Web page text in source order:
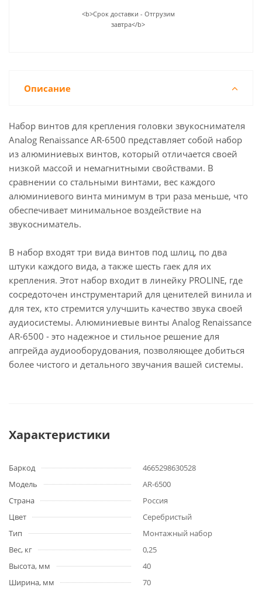
<b>Срок доставки - Отгрузим
завтра</b>
Описание
Набор винтов для крепления головки звукоснимателя
Analog Renaissance AR-6500 представляет собой набор
из алюминиевых винтов, который отличается своей
низкой массой и немагнитными свойствами. В
сравнении со стальными винтами, вес каждого
алюминиевого винта минимум в три раза меньше, что
обеспечивает минимальное воздействие на
звукосниматель.
В набор входят три вида винтов под шлиц, по два
штуки каждого вида, а также шесть гаек для их
крепления. Этот набор входит в линейку PROLINE, где
сосредоточен инструментарий для ценителей винила и
для тех, кто стремится улучшить качество звука своей
аудиосистемы. Алюминиевые винты Analog Renaissance
AR-6500 - это надежное и стильное решение для
апгрейда аудиооборудования, позволяющее добиться
более чистого и детального звучания вашей системы.
Характеристики
Баркод
4665298630528
Модель
AR-6500
Страна
Россия
Цвет
Серебристый
Тип
Монтажный набор
Вес, кг
0,25
Высота, мм
40
Ширина, мм
70